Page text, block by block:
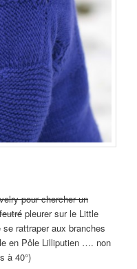
pour chercher un
pleurer sur le Little
rattraper aux branches
en Pôle Lilliputien …. non
à 40°)